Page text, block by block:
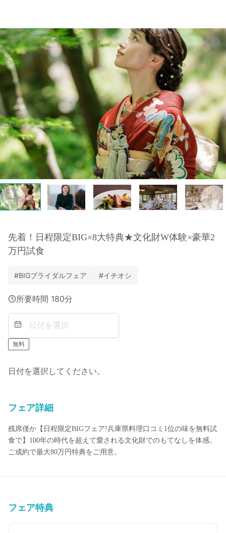
先着！日程限定BIG×8大特典★文化財W体験×豪華2
万円試食
#BIGブライダルフェア #イチオシ
所要時間 180分
無料
日付を選択してください。
フェア詳細
残席僅か【日程限定BIGフェア!兵庫県料理口コミ1位の味を無料試
食で】100年の時代を超えて愛される文化財でのもてなしを体感。
ご成約で最大80万円特典をご用意。
フェア特典